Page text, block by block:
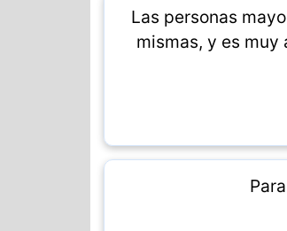
Las personas
mismas, y es